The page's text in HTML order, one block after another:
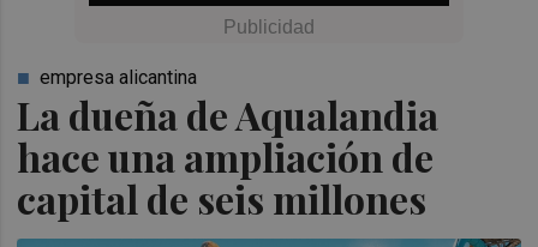
La dueña de Aqualandia
hace una ampliación de
capital de seis millones
empresa alicantina